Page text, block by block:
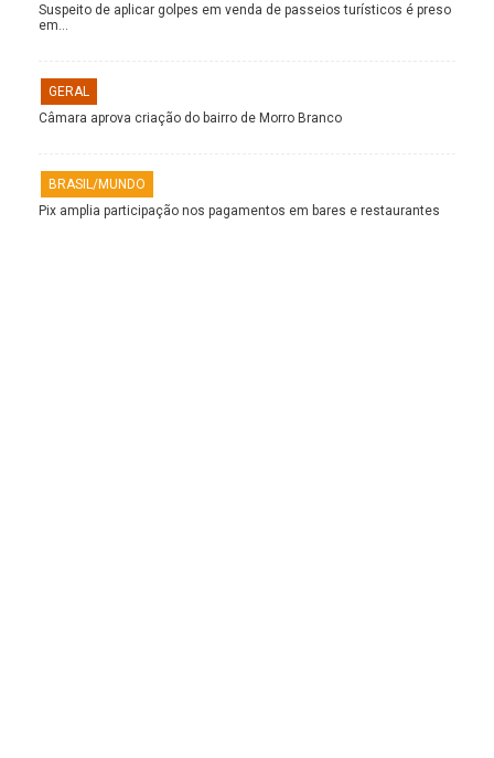
Suspeito de aplicar golpes em venda de passeios turísticos é preso
em…
GERAL
Câmara aprova criação do bairro de Morro Branco
BRASIL/MUNDO
Pix amplia participação nos pagamentos em bares e restaurantes